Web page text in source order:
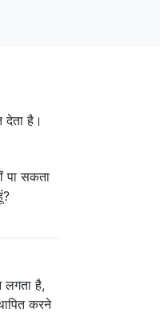
है।
पा सकता
लगता है,
करने